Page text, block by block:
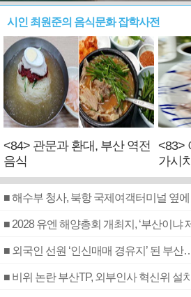
시인 최원준의 음식문화 잡학사전
<84> 관문과 환대, 부산 역전
음식
<83>
가시치
■ 해수부 청사, 북항 국제여객터미널 옆
■ 2028 유엔 해양총회 개최지, ‘부산이냐
■ 외국인 선원 ‘인신매매 경유지’ 된 부
■ 비위 논란 부산TP, 외부인사 혁신위 설치